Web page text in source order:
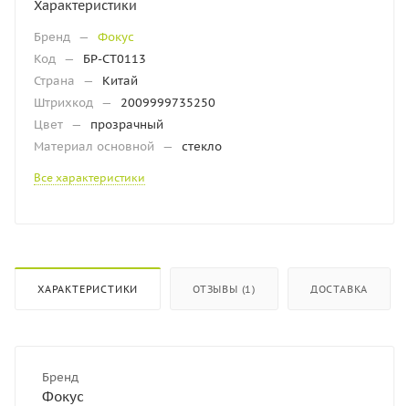
Характеристики
Бренд —
Фокус
Код —
БР-СТ0113
Страна
—
Китай
Штрихкод —
2009999735250
Цвет —
прозрачный
Материал основной
— стекло
Все характеристики
ХАРАКТЕРИСТИКИ ОТЗЫВЫ (1) ДОСТАВКА
Бренд
Фокус